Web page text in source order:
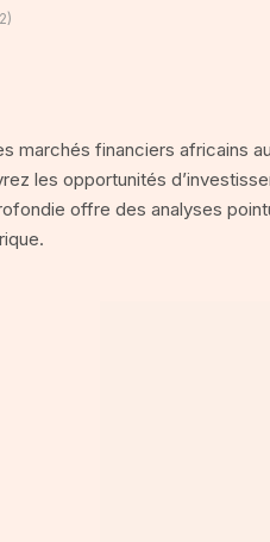
marchés financiers africains
les opportunités
offre des analyses